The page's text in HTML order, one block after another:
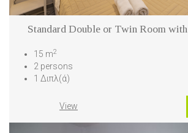
Standard Double or Twin Room
15 m2
2 persons
1 Διπλ(ά)
View